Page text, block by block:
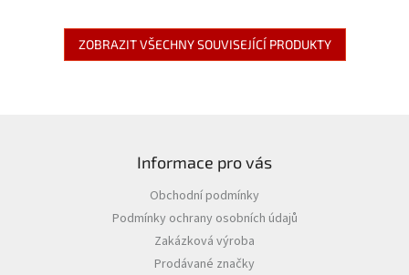
ZOBRAZIT VŠECHNY SOUVISEJÍCÍ PRODUKTY
Informace pro vás
Obchodní podmínky
Podmínky ochrany osobních údajů
Zakázková výroba
Prodávané značky